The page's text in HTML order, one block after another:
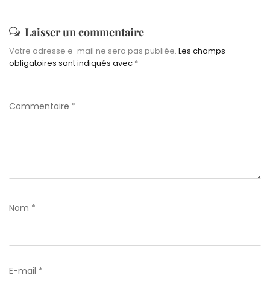
Laisser un commentaire
Votre adresse e-mail ne sera pas publiée. Les champs
obligatoires sont indiqués avec *
Commentaire *
Nom *
E-mail *